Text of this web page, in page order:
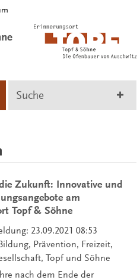
Suche
Zukunft: Innovative und
am
Topf & Söhne
23.09.2021 08:53
Prävention, Freizeit,
Topf und Söhne
nach dem Ende der